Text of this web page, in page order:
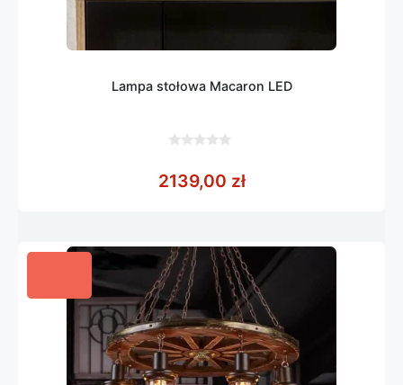
Lampa stołowa Macaron LED
5
2139,00 zł